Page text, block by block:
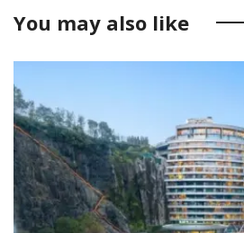
You may also like